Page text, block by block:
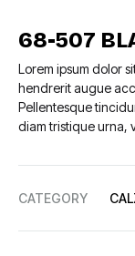
68-507
Lorem ipsum dolor
hendrerit augue
Pellentesque
diam tristique urna,
CATEGORY